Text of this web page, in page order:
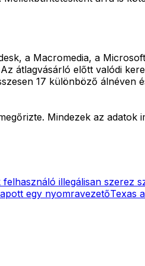
a Macromedia, a
átlagvásárló előtt valódi
17 különböző álnéven
Mindezek az adatok
felhasználó illegálisan szerez
egy nyomravezetőTexas